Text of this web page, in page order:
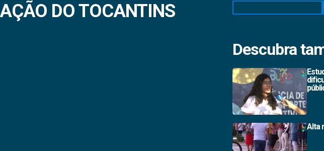
DO TOCANTINS
Descubra
Alta